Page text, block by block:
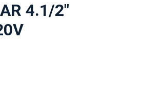
4.1/2"